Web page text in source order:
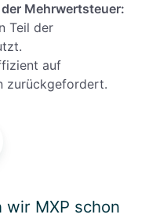
Mehrwertsteuer:
Teil der
auf
zurückgefordert.
wir MXP schon